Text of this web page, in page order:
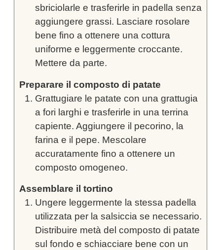
sbriciolarle e trasferirle in padella senza
aggiungere grassi. Lasciare rosolare
bene fino a ottenere una cottura
uniforme e leggermente croccante.
Mettere da parte.
Preparare il composto di patate
Grattugiare le patate con una grattugia
a fori larghi e trasferirle in una terrina
capiente. Aggiungere il pecorino, la
farina e il pepe. Mescolare
accuratamente fino a ottenere un
composto omogeneo.
Assemblare il tortino
Ungere leggermente la stessa padella
utilizzata per la salsiccia se necessario.
Distribuire metà del composto di patate
sul fondo e schiacciare bene con un